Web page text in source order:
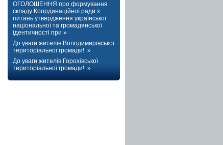
ОГОЛОШЕННЯ про формування
складу Координаційної ради з
питань утвердження української
національної та громадянської
ідентичності при »
До уваги жителів Володимирівської
територіальної громади! »
До уваги жителів Горохівської
територіальної громади! »